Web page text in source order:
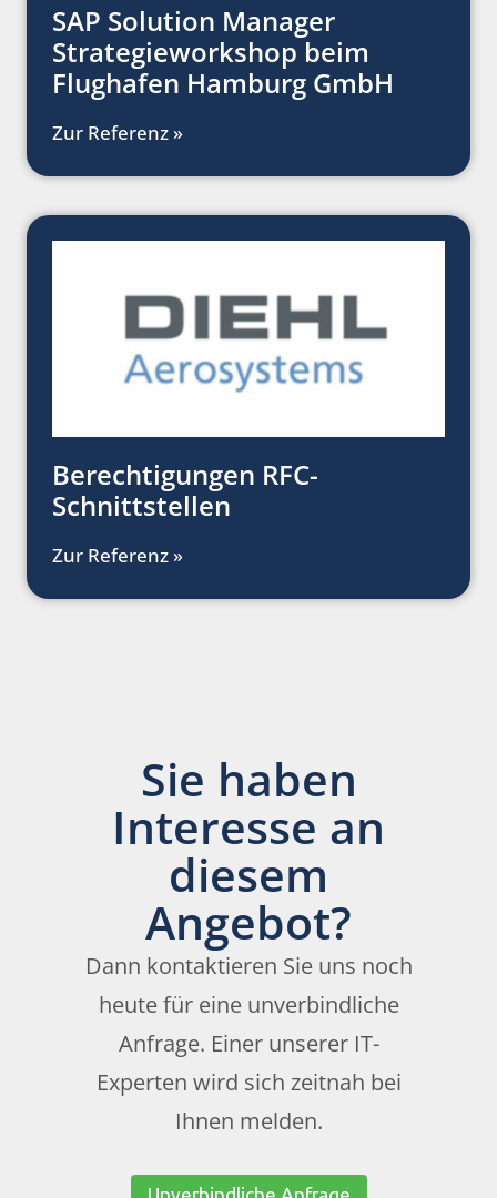
SAP Solution Manager
Strategieworkshop beim
Flughafen Hamburg GmbH
Zur Referenz »
Berechtigungen RFC-
Schnittstellen
Zur Referenz »
Sie haben
Interesse an
diesem
Angebot?
Dann kontaktieren Sie uns noch
heute für eine unverbindliche
Anfrage. Einer unserer IT-
Experten wird sich zeitnah bei
Ihnen melden.
Unverbindliche Anfrage